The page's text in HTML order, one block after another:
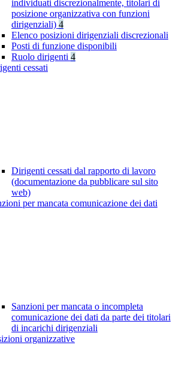
individuati discrezionalmente, titolari di
posizione organizzativa con funzioni
dirigenziali) 4
Elenco posizioni dirigenziali discrezionali
Posti di funzione disponibili
Ruolo dirigenti 4
cessati
Dirigenti cessati dal rapporto di lavoro
(documentazione da pubblicare sul sito
web)
per mancata comunicazione dei dati
Sanzioni per mancata o incompleta
comunicazione dei dati da parte dei titolari
di incarichi dirigenziali
organizzative